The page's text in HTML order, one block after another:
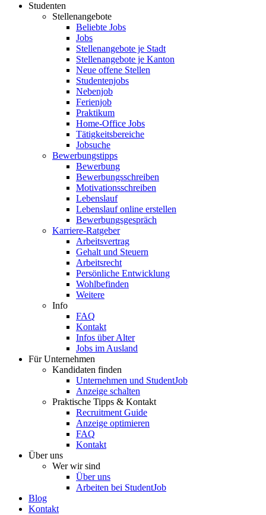
Studenten
Stellenangebote
Beliebte Jobs
Jobs
Stellenangebote je Stadt
Stellenangebote je Kanton
Neue offene Stellen
Studentenjobs
Nebenjob
Ferienjob
Praktikum
Home-Office Jobs
Tätigkeitsbereiche
Jobsuche
Bewerbungstipps
Bewerbung
Bewerbungsschreiben
Motivationsschreiben
Lebenslauf
Lebenslauf online erstellen
Bewerbungsgespräch
Karriere-Ratgeber
Arbeitsvertrag
Gehalt und Steuern
Arbeitsrecht
Persönliche Entwicklung
Wohlbefinden
Weitere
Info
FAQ
Kontakt
Infos über Alter
Jobs im Ausland
Für Unternehmen
Kandidaten finden
Unternehmen und StudentJob
Anzeige schalten
Praktische Tipps & Kontakt
Recruitment Guide
Anzeige optimieren
FAQ
Kontakt
Über uns
Wer wir sind
Über uns
Arbeiten bei StudentJob
Blog
Kontakt